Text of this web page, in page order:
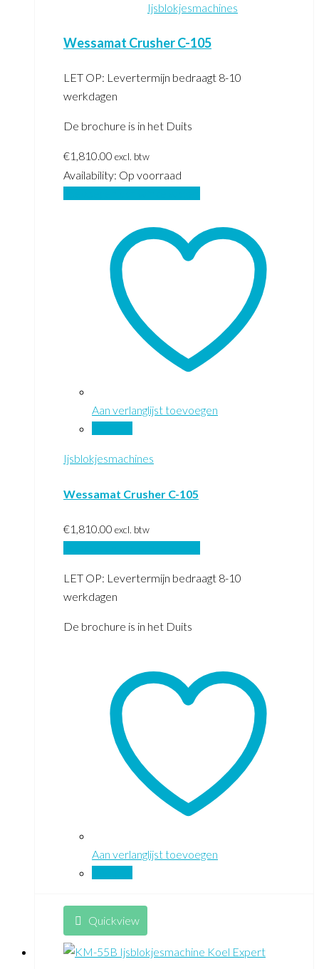
Ijsblokjesmachines
Wessamat Crusher C-105
LET OP: Levertermijn bedraagt 8-10
werkdagen
De brochure is in het Duits
€1,810.00 excl. btw
Availability: Op voorraad
Aan verlanglijst toevoegen
Ijsblokjesmachines
Wessamat Crusher C-105
€1,810.00 excl. btw
LET OP: Levertermijn bedraagt 8-10
werkdagen
De brochure is in het Duits
Aan verlanglijst toevoegen
Quickview